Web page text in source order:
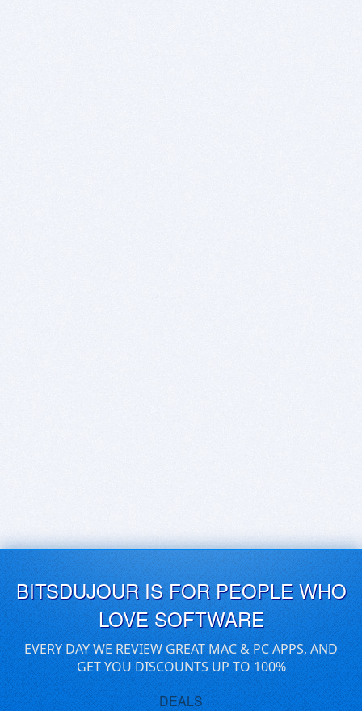
BITSDUJOUR IS FOR PEOPLE WHO
LOVE SOFTWARE
EVERY DAY WE REVIEW GREAT MAC & PC APPS, AND
GET YOU DISCOUNTS UP TO 100%
DEALS